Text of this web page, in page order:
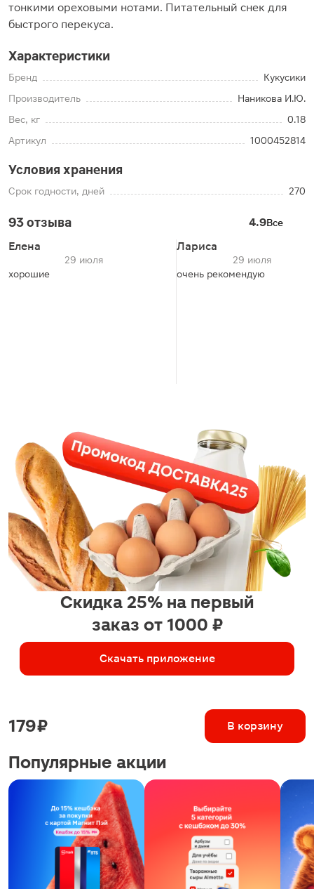
тонкими ореховыми нотами. Питательный снек для
быстрого перекуса.
Характеристики
Бренд
Кукусики
Производитель
Наникова И.Ю.
Вес, кг
0.18
Артикул
1000452814
Условия хранения
Срок годности, дней 270
93 отзыва 4.9Все
Елена
29 июля
хорошие
Лариса
29 июля
очень рекомендую
Скидка 25% на первый
заказ от 1000 ₽
Скачать приложение
179 ₽ В корзину
Популярные акции